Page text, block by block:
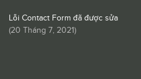
Lỗi Contact Form đã được sửa
(20 Tháng 7, 2021)